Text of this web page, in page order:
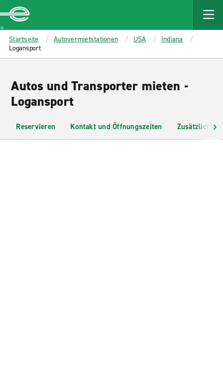
MAIN
CONTENT
Enterprise
Startseite Autovermietstationen USA
Indiana
Logansport
Autos und Transporter mieten -
Logansport
Reservieren Kontakt und Öffnungszeiten Zusätzliche